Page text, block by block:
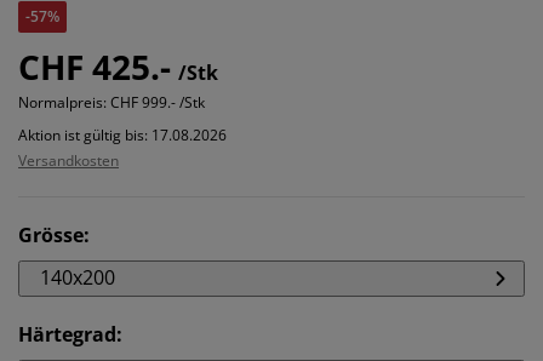
-57%
CHF 425.- /Stk
Normalpreis: CHF 999.- /Stk
Aktion ist gültig bis: 17.08.2026
Versandkosten
Grösse:
140x200
Härtegrad: